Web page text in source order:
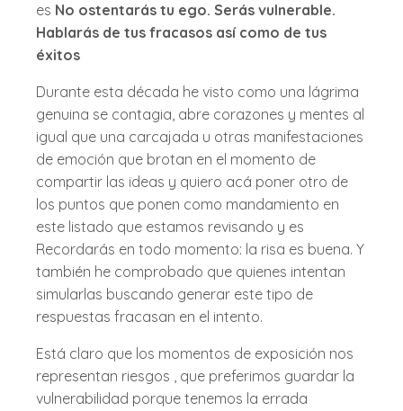
es No ostentarás tu ego. Serás vulnerable.
Hablarás de tus fracasos así como de tus
éxitos
Durante esta década he visto como una lágrima
genuina se contagia, abre corazones y mentes al
igual que una carcajada u otras manifestaciones
de emoción que brotan en el momento de
compartir las ideas y quiero acá poner otro de
los puntos que ponen como mandamiento en
este listado que estamos revisando y es
Recordarás en todo momento: la risa es buena. Y
también he comprobado que quienes intentan
simularlas buscando generar este tipo de
respuestas fracasan en el intento.
Está claro que los momentos de exposición nos
representan riesgos , que preferimos guardar la
vulnerabilidad porque tenemos la errada